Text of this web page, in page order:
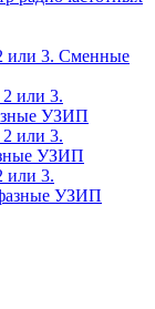
или 3. Сменные
или 3.
УЗИП
или 3.
УЗИП
или 3.
УЗИП